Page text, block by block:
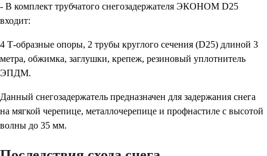
- В комплект трубчатого снегозадержателя ЭКОНОМ D25
входит:
4 Т-образные опоры, 2 трубы круглого сечения (D25) длиной 3
метра, обжимка, заглушки, крепеж, резиновый уплотнитель
ЭПДМ.
Данный снегозадержатель предназначен для задержания снега
на мягкой черепице, металлочерепице и профнастиле с высотой
волны до 35 мм.